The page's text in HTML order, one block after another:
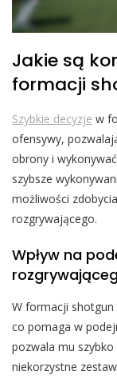
Jakie są
formacji
Szybkie decyzje w
ofensywy,
obrony i
szybsze
możliwości
rozgrywającego.
Wpływ na
W formacji
co pomaga w
pozwala mu
niekorzystne